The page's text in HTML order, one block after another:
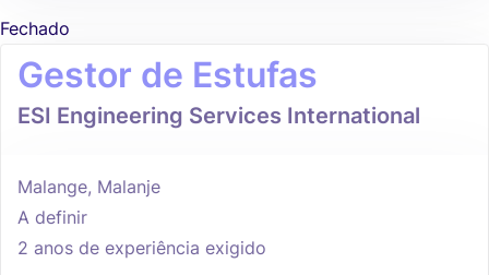
Fechado
Gestor de Estufas
ESI Engineering Services International
Malange, Malanje
A definir
2 anos de experiência exigido